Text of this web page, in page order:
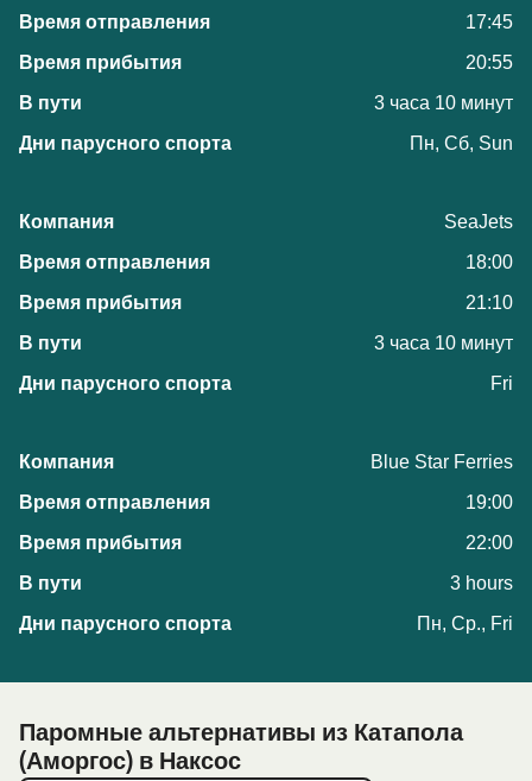
17:45
20:55
3 часа 10 минут
Пн, Сб, Sun
SeaJets
18:00
21:10
3 часа 10 минут
Fri
Blue Star Ferries
19:00
22:00
3 hours
Пн, Ср., Fri
Паромные альтернативы из Катапола
(Аморгос) в Наксос